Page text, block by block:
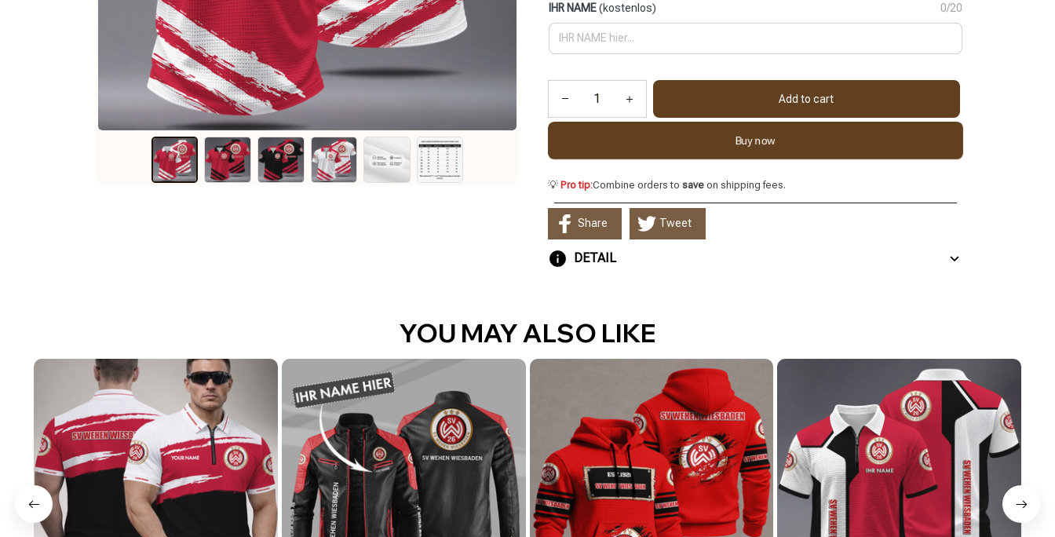
IHR NAME(kostenlos) 0/20
Add to cart
Buy now
💡 Pro tip:Combine orders to save on shipping fees.
Share Tweet
DETAIL
YOU MAY ALSO LIKE